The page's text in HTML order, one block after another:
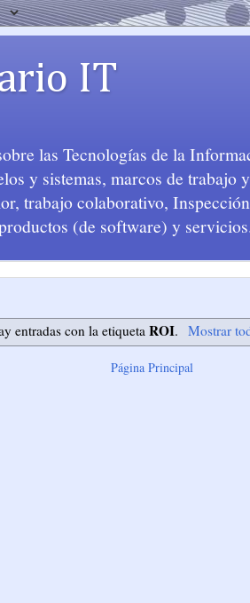
IT
las Tecnologías de la
y sistemas, marcos de
trabajo colaborativo,
(de software) y
entradas con la etiquetaROI. Mostrar
Página Principal